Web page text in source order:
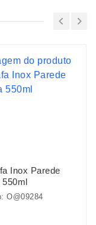
Inox Parede
550ml
O@09284